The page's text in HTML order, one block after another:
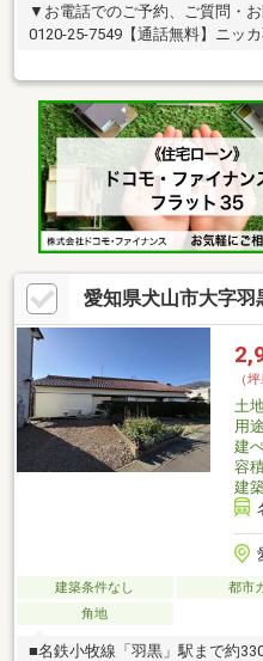
▼お電話でのご予約、ご質問・
0120-25-7549【通話無料】ニッ
愛知県犬山市大字羽
（
土
用
建
容
建
建築条件なし 都市
角地
■名鉄小牧線「羽黒」駅まで約